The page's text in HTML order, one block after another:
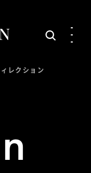
レクション